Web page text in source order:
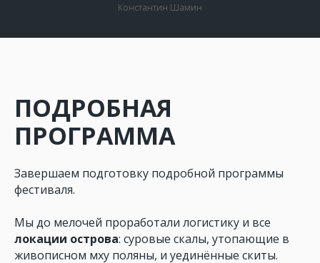
Константин Шамин
ПОДРОБНАЯ
ПРОГРАММА
Завершаем подготовку подробной программы
фестиваля.
Мы до мелочей проработали логистику и все
локации острова: суровые скалы, утопающие в
живописном мху поляны, и уединённые скиты.